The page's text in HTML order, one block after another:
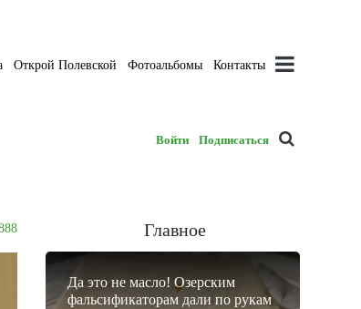
Открой Полевской Фотоальбомы Контакты
Войти Подписаться
Главное
Да это не масло! Озерским
фальсификаторам дали по рукам